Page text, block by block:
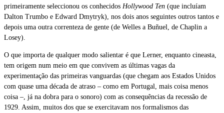
primeiramente seleccionou os conhecidos Hollywood Ten (que incluíam
Dalton Trumbo e Edward Dmytryk), nos dois anos seguintes outros tantos e
depois uma outra correnteza de gente (de Welles a Buñuel, de Chaplin a
Losey).
O que importa de qualquer modo salientar é que Lerner, enquanto cineasta,
tem origem num meio em que convivem as últimas vagas da
experimentação das primeiras vanguardas (que chegam aos Estados Unidos
com quase uma década de atraso – como em Portugal, mais coisa menos
coisa –, já na dobra para o sonoro) com as consequências da recessão de
1929. Assim, muitos dos que se exercitavam nos formalismos das